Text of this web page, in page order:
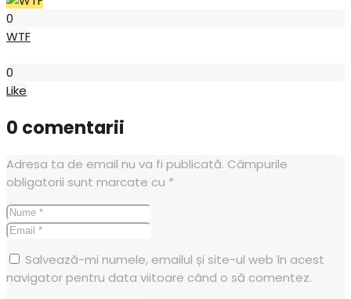
0
WTF
0
Like
0 comentarii
Adresa ta de email nu va fi publicată. Câmpurile
obligatorii sunt marcate cu *
Salvează-mi numele, emailul și site-ul web în acest
navigator pentru data viitoare când o să comentez.